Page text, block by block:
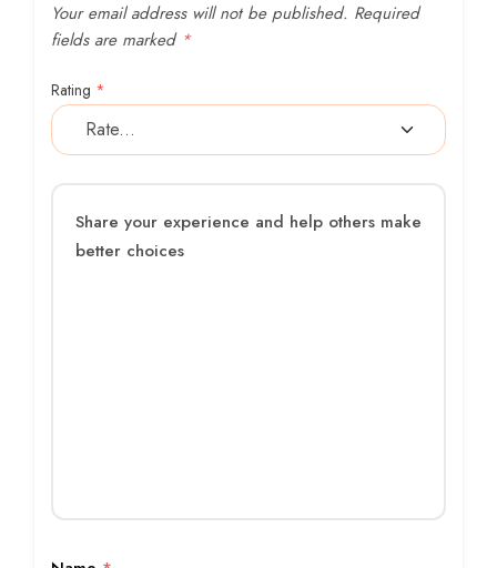
Your email address will not be published. Required
fields are marked *
Rating *